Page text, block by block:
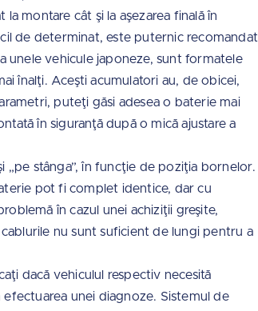
montare cât şi la aşezarea finală în
de determinat, este puternic recomandat
unele vehicule japoneze, sunt formatele
înalţi. Aceşti acumulatori au, de obicei,
puteţi găsi adesea o baterie mai
în siguranţă după o mică ajustare a
„pe stânga”, în funcţie de poziţia bornelor.
pot fi complet identice, dar cu
în cazul unei achiziţii greşite,
nu sunt suficient de lungi pentru a
dacă vehiculul respectiv necesită
unei diagnoze. Sistemul de